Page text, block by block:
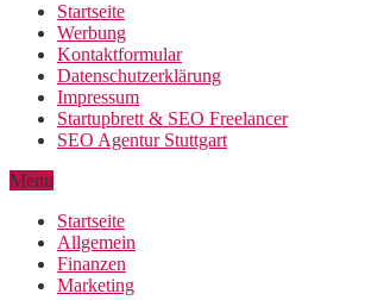
Startseite
Werbung
Kontaktformular
Datenschutzerklärung
Impressum
Startupbrett & SEO Freelancer
SEO Agentur Stuttgart
Menu
Startseite
Allgemein
Finanzen
Marketing